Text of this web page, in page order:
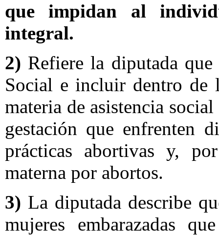
que impidan al
integral.
2) Refiere la diputada
Social e incluir dentro de
materia de asistencia
gestación que enfrenten
prácticas abortivas y,
materna por abortos.
3) La diputada describe
mujeres embarazadas